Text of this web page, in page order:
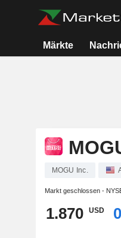
Märkte
MOGU Inc.
Markt geschlossen -
1.870 USD